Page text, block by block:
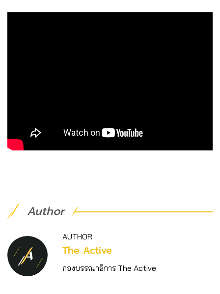
Author
AUTHOR
The Active
กองบรรณาธิการ The Active